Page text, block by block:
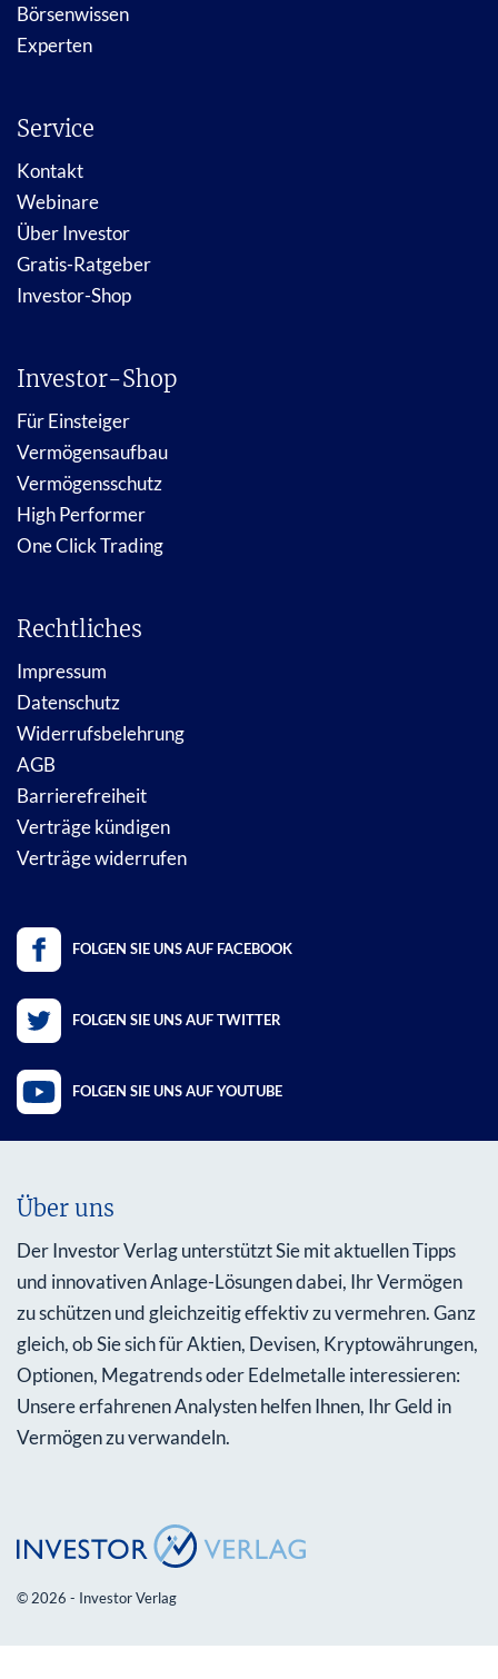
Börsenwissen
Experten
Service
Kontakt
Webinare
Über Investor
Gratis-Ratgeber
Investor-Shop
Investor-Shop
Für Einsteiger
Vermögensaufbau
Vermögensschutz
High Performer
One Click Trading
Rechtliches
Impressum
Datenschutz
Widerrufsbelehrung
AGB
Barrierefreiheit
Verträge kündigen
Verträge widerrufen
FOLGEN SIE UNS AUF FACEBOOK
FOLGEN SIE UNS AUF TWITTER
FOLGEN SIE UNS AUF YOUTUBE
Über uns
Der Investor Verlag unterstützt Sie mit aktuellen Tipps
und innovativen Anlage-Lösungen dabei, Ihr Vermögen
zu schützen und gleichzeitig effektiv zu vermehren. Ganz
gleich, ob Sie sich für Aktien, Devisen, Kryptowährungen,
Optionen, Megatrends oder Edelmetalle interessieren:
Unsere erfahrenen Analysten helfen Ihnen, Ihr Geld in
Vermögen zu verwandeln.
© 2026 - Investor Verlag